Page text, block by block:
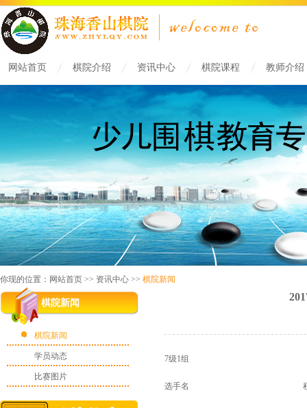
网站首页 棋院介绍 资讯中心 棋院课程 教师介绍
你现的位置：网站首页 >> 资讯中心 >> 棋院新闻
棋院新闻
棋院新闻
学员动态
比赛图片
7级1组
选手名